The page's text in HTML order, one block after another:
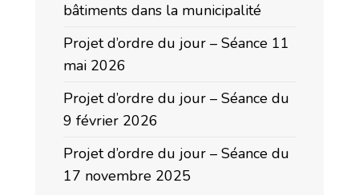
bâtiments dans la municipalité
Projet d’ordre du jour – Séance 11
mai 2026
Projet d’ordre du jour – Séance du
9 février 2026
Projet d’ordre du jour – Séance du
17 novembre 2025